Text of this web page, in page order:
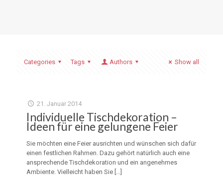
Categories Tags Authors Show all
21. Januar 2014
Individuelle Tischdekoration –
Ideen für eine gelungene Feier
Sie möchten eine Feier ausrichten und wünschen sich dafür
einen festlichen Rahmen. Dazu gehört natürlich auch eine
ansprechende Tischdekoration und ein angenehmes
Ambiente. Vielleicht haben Sie […]